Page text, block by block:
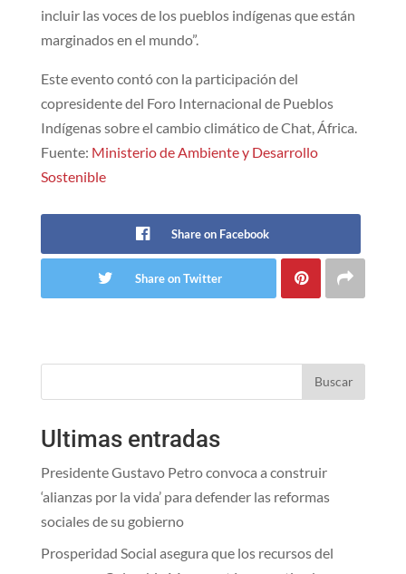
incluir las voces de los pueblos indígenas que están
marginados en el mundo”.
Este evento contó con la participación del
copresidente del Foro Internacional de Pueblos
Indígenas sobre el cambio climático de Chat, África.
Fuente: Ministerio de Ambiente y Desarrollo
Sostenible
Share on Facebook
Share on Twitter
Buscar
Ultimas entradas
Presidente Gustavo Petro convoca a construir
‘alianzas por la vida’ para defender las reformas
sociales de su gobierno
Prosperidad Social asegura que los recursos del